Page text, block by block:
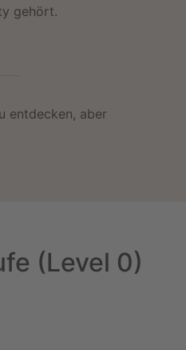
gehört.
entdecken, aber
(Level 0)